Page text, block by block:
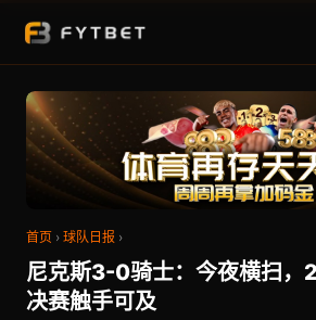
首页 › 球队日报 ›
尼克斯3-0骑士：今夜横扫，
决赛触手可及